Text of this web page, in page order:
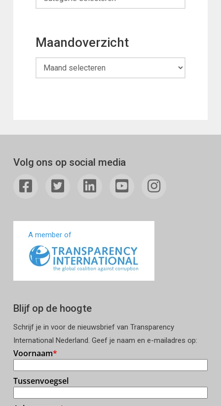
Maandoverzicht
Maandoverzicht
Volg ons op social media
A member of
Blijf op de hoogte
Schrijf je in voor de nieuwsbrief van Transparency
International Nederland. Geef je naam en e-mailadres op: